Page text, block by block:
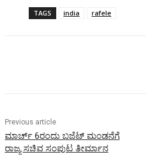
TAGS india rafele
Previous article
ಮಾರ್ಚ್ 6ರಂದು ಬಜೆಟ್ ಮಂಡನೆಗೆ
ರಾಜ್ಯ ಸಚಿವ ಸಂಪುಟ ತೀರ್ಮಾನ